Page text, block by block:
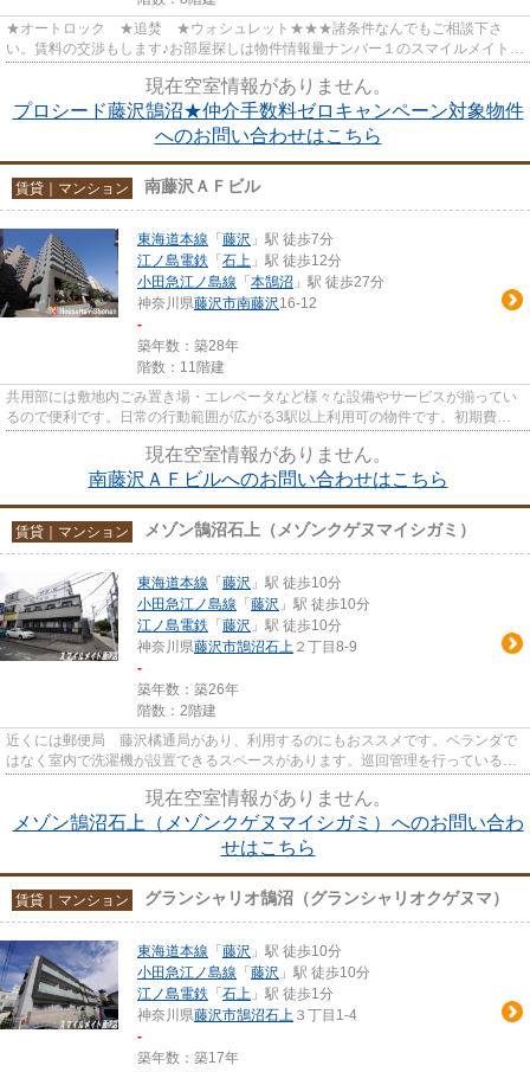
★オートロック ★追焚 ★ウォシュレット★★★諸条件なんでもご相談下さ
い。賃料の交渉もします♪お部屋探しは物件情報量ナンバー１のスマイルメイト藤
現在空室情報がありません。
プロシード藤沢鵠沼★仲介手数料ゼロキャンペーン対象物件
へのお問い合わせはこちら
賃貸｜マンション 南藤沢ＡＦビル
東海道本線 「 藤沢 」駅 徒歩7分
江ノ島電鉄 「 石上 」駅 徒歩12分
小田急江ノ島線 「 本鵠沼 」駅 徒歩27分
神奈川県藤沢市南藤沢16-12
-
築年数：築28年
階数：11階建
共用部には敷地内ごみ置き場・エレベータなど様々な設備やサービスが揃ってい
るので便利です。日常の行動範囲が広がる3駅以上利用可の物件です。初期費用
現在空室情報がありません。
南藤沢ＡＦビルへのお問い合わせはこちら
賃貸｜マンション メゾン鵠沼石上（メゾンクゲヌマイシガミ）
東海道本線 「 藤沢 」駅 徒歩10分
小田急江ノ島線 「 藤沢 」駅 徒歩10分
江ノ島電鉄 「 藤沢 」駅 徒歩10分
神奈川県藤沢市鵠沼石上 ２丁目8-9
-
築年数：築26年
階数：2階建
近くには郵便局 藤沢橘通局があり、利用するのにもおススメです。ベランダで
はなく室内で洗濯機が設置できるスペースがあります。巡回管理を行っている安
現在空室情報がありません。
メゾン鵠沼石上（メゾンクゲヌマイシガミ）へのお問い合わ
せはこちら
賃貸｜マンション グランシャリオ鵠沼（グランシャリオクゲヌマ）
東海道本線 「 藤沢 」駅 徒歩10分
小田急江ノ島線 「 藤沢 」駅 徒歩10分
江ノ島電鉄 「 石上 」駅 徒歩1分
神奈川県藤沢市鵠沼石上 ３丁目1-4
-
築年数：築17年